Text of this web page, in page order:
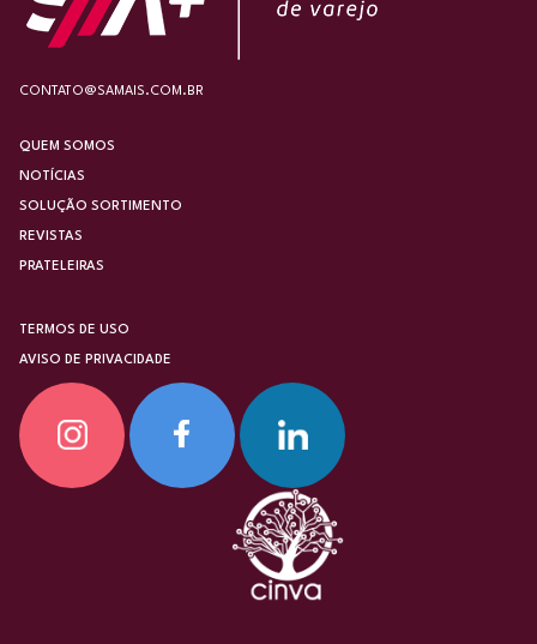
CONTATO@SAMAIS.COM.BR
QUEM SOMOS
NOTÍCIAS
SOLUÇÃO SORTIMENTO
REVISTAS
PRATELEIRAS
TERMOS DE USO
AVISO DE PRIVACIDADE